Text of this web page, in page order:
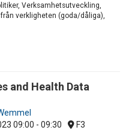
Verksamhetsutveckling,
verkligheten (goda/dåliga),
and Health Data
09:00 - 09:30 F3